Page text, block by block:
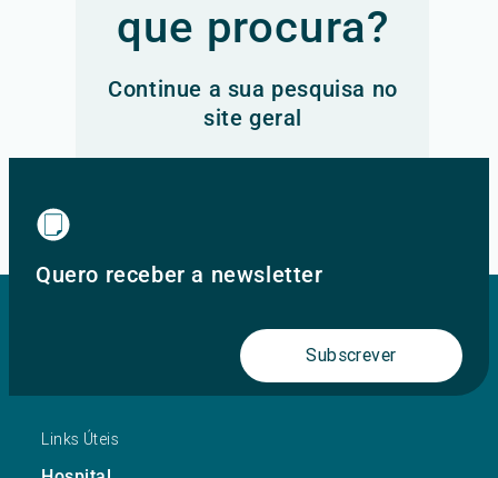
que procura?
Continue a sua pesquisa no
site geral
Quero receber a newsletter
Subscrever
Links Úteis